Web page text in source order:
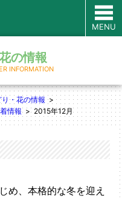
MENU
の情報
INFORMATION
・花の情報
情報 2015年12月
め、本格的な冬を迎え